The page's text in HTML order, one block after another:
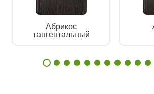
Абрикос
тангентальный